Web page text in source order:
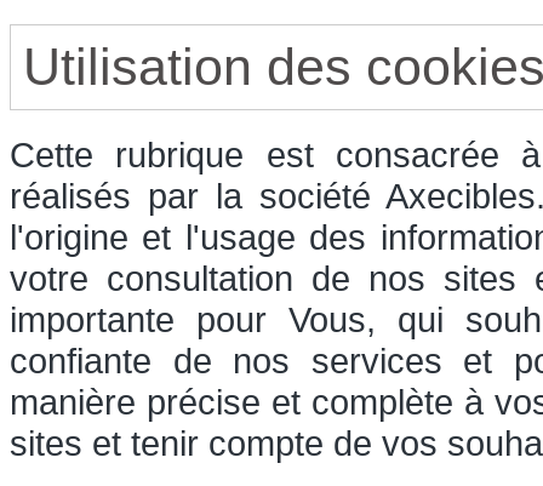
Utilisation des
Cette rubrique est consacrée
réalisés par la société
l'origine et l'usage des
votre consultation de nos
importante pour Vous, qui
confiante de nos services et
manière précise et complète à
sites et tenir compte de vos